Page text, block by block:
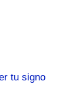
tu signo